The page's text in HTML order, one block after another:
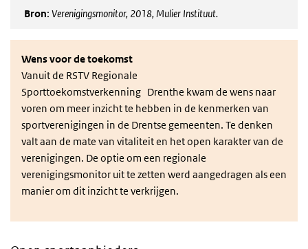
Bron: Verenigingsmonitor, 2018, Mulier Instituut.
Wens voor de toekomst
Vanuit de RSTV Regionale
Sporttoekomstverkenning Drenthe kwam de wens naar
voren om meer inzicht te hebben in de kenmerken van
sportverenigingen in de Drentse gemeenten. Te denken
valt aan de mate van vitaliteit en het open karakter van de
verenigingen. De optie om een regionale
verenigingsmonitor uit te zetten werd aangedragen als een
manier om dit inzicht te verkrijgen.